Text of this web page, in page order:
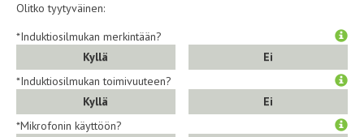
Olitko tyytyväinen:
*Induktiosilmukan merkintään?
Kyllä
Ei
*Induktiosilmukan toimivuuteen?
Kyllä
Ei
*Mikrofonin käyttöön?